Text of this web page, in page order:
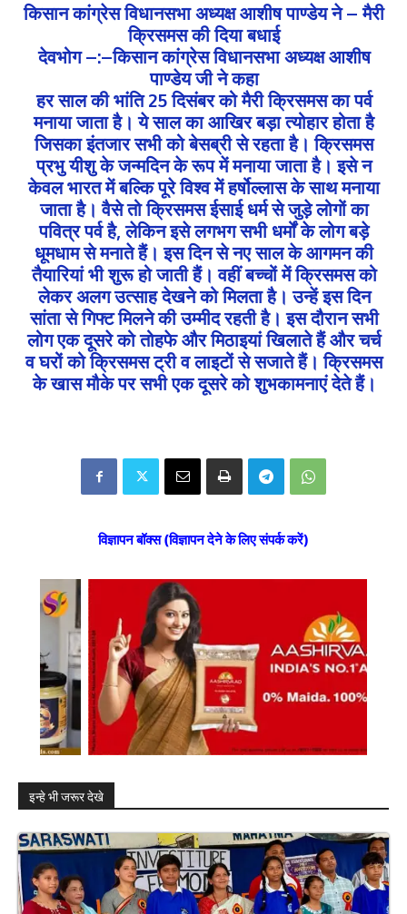
किसान कांग्रेस विधानसभा अध्यक्ष आशीष पाण्डेय ने – मैरी
क्रिसमस की दिया बधाई
देवभोग –:–किसान कांग्रेस विधानसभा अध्यक्ष आशीष
पाण्डेय जी ने कहा
हर साल की भांति 25 दिसंबर को मैरी क्रिसमस का पर्व
मनाया जाता है। ये साल का आखिर बड़ा त्योहार होता है
जिसका इंतजार सभी को बेसब्री से रहता है। क्रिसमस
प्रभु यीशु के जन्मदिन के रूप में मनाया जाता है। इसे न
केवल भारत में बल्कि पूरे विश्व में हर्षोल्लास के साथ मनाया
जाता है। वैसे तो क्रिसमस ईसाई धर्म से जुड़े लोगों का
पवित्र पर्व है, लेकिन इसे लगभग सभी धर्मों के लोग बड़े
धूमधाम से मनाते हैं। इस दिन से नए साल के आगमन की
तैयारियां भी शुरू हो जाती हैं। वहीं बच्चों में क्रिसमस को
लेकर अलग उत्साह देखने को मिलता है। उन्हें इस दिन
सांता से गिफ्ट मिलने की उम्मीद रहती है। इस दौरान सभी
लोग एक दूसरे को तोहफे और मिठाइयां खिलाते हैं और चर्च
व घरों को क्रिसमस ट्री व लाइटों से सजाते हैं। क्रिसमस
के खास मौके पर सभी एक दूसरे को शुभकामनाएं देते हैं।
विज्ञापन बॉक्स (विज्ञापन देने के लिए संपर्क करें)
इन्हे भी जरूर देखे